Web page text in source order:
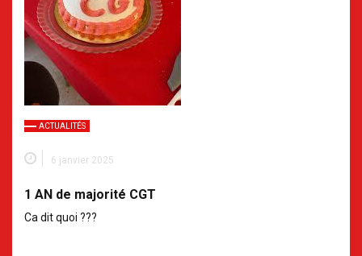
ACTUALITÉS
6 janvier 2025
1 AN de majorité CGT
Ca dit quoi ???